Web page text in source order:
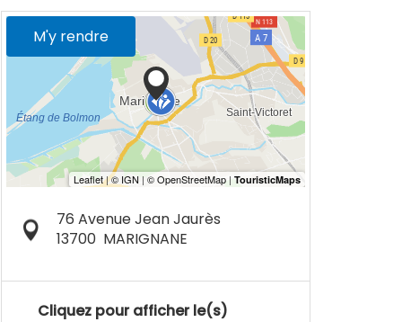
M'y rendre
76 Avenue Jean Jaurès
13700 MARIGNANE
Cliquez pour afficher le(s)